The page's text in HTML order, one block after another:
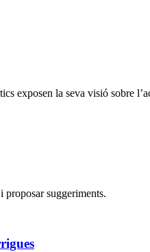
exposen la seva visió sobre
suggeriments.